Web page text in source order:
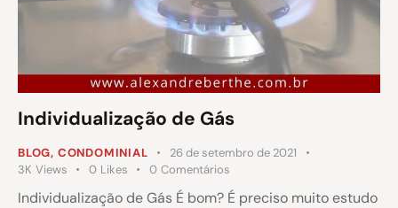
Individualização de Gás
BLOG, CONDOMINIAL
26 de setembro de 2021
3K Views 0 Likes 0 Comentários
Individualização de Gás É bom? É preciso muito estudo